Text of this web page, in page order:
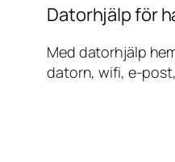
Datorhjälp för
Med datorhjälp
datorn, wifi, e-